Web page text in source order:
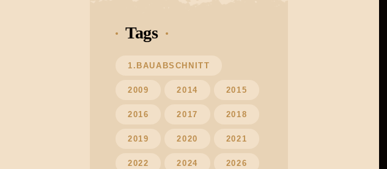
Tags
1.BAUABSCHNITT
2009 2014 2015
2016 2017 2018
2019 2020 2021
2022 2024 2026